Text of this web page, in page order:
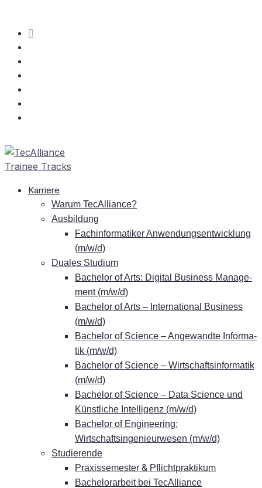
Kar­rie­re
War­um TecAlliance?
Aus­bil­dung
Fach­in­for­ma­ti­ker An­wen­dungs­ent­wick­lung
(m/w/d)
Dua­les Studium
Ba­che­lor of Arts: Di­gi­tal Busi­ness Ma­nage­
ment (m/w/d)
Ba­che­lor of Arts – In­ter­na­tio­nal Busi­ness
(m/w/d)
Ba­che­lor of Sci­ence – An­ge­wand­te In­for­ma­
tik (m/w/d)
Ba­che­lor of Sci­ence – Wirt­schafts­in­for­ma­tik
(m/w/d)
Ba­che­lor of Sci­ence – Data Sci­ence und
Künst­li­che In­tel­li­genz (m/w/d)
Ba­che­lor of En­gi­nee­ring:
Wirtschaftsingenieurwesen (m/w/d)
Stu­die­ren­de
Pra­xis­se­mes­ter & Pflichtpraktikum
Ba­che­lor­ar­beit bei TecAlliance